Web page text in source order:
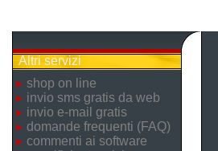
Altri servizi
shop on line
invio sms gratis da web
invio e-mail gratis
domande frequenti (FAQ)
commenti ai software